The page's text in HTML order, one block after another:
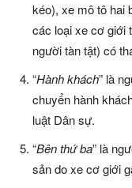
kéo), xe mô tô hai
các loại xe cơ giới
người tàn tật) có
“Hành khách” là
chuyển hành
luật Dân sự.
“Bên thứ ba” là
sản do xe cơ giới